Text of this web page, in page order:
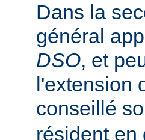
Dans la
général
DSO, et
l'extension
conseillé
résident en